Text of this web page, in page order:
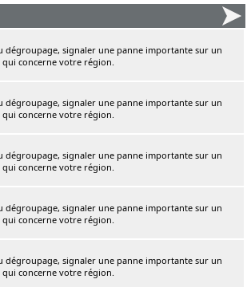
dégroupage, signaler une panne importante sur un
qui concerne votre région.
dégroupage, signaler une panne importante sur un
qui concerne votre région.
dégroupage, signaler une panne importante sur un
qui concerne votre région.
dégroupage, signaler une panne importante sur un
qui concerne votre région.
dégroupage, signaler une panne importante sur un
qui concerne votre région.